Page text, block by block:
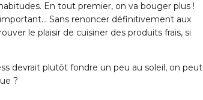
En tout premier, on va bouger plus !
Sans renoncer définitivement aux
le plaisir de cuisiner des produits frais, si
devrait plutôt fondre un peu au soleil, on peut
?